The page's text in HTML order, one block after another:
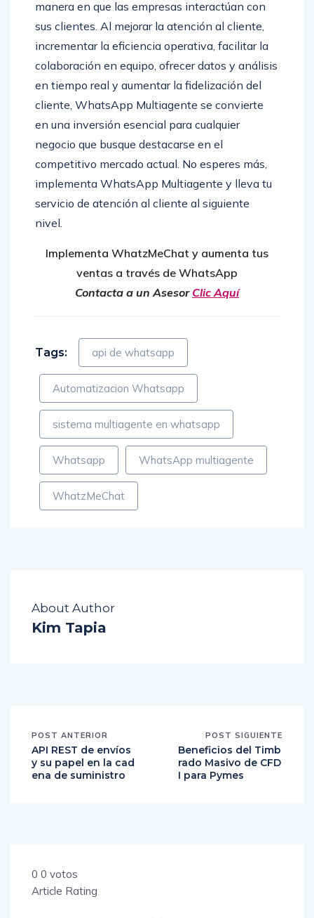
manera en que las empresas interactúan con
sus clientes. Al mejorar la atención al cliente,
incrementar la eficiencia operativa, facilitar la
colaboración en equipo, ofrecer datos y análisis
en tiempo real y aumentar la fidelización del
cliente, WhatsApp Multiagente se convierte
en una inversión esencial para cualquier
negocio que busque destacarse en el
competitivo mercado actual. No esperes más,
implementa WhatsApp Multiagente y lleva tu
servicio de atención al cliente al siguiente
nivel.
Implementa WhatzMeChat y aumenta tus
ventas a través de WhatsApp
Contacta a un Asesor Clic Aquí
Tags: api de whatsapp
Automatizacion Whatsapp
sistema multiagente en whatsapp
Whatsapp WhatsApp multiagente
WhatzMeChat
About Author
Kim Tapia
POST ANTERIOR
API REST de envíos
y su papel en la cad
ena de suministro
POST SIGUIENTE
Beneficios del Timb
rado Masivo de CFD
I para Pymes
0 0 votos
Article Rating